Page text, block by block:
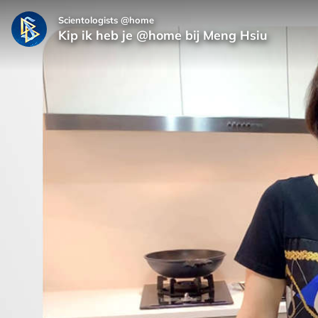
Scientologists @home
Kip ik heb je @home bij Meng Hsiu